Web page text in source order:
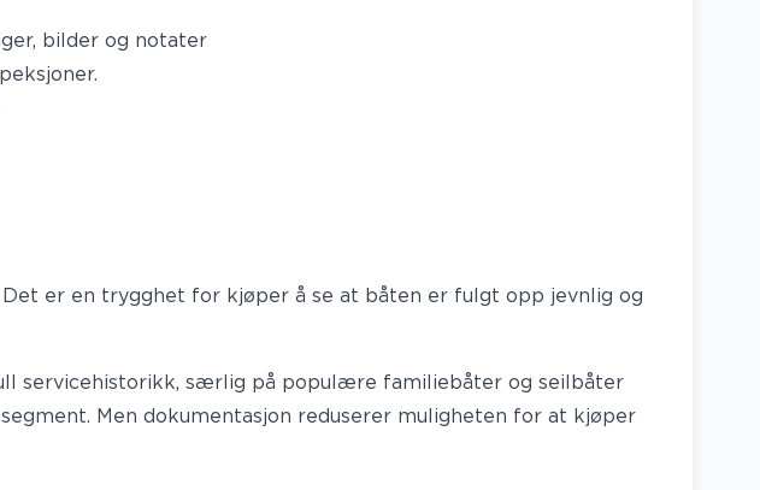
bilder og notater
er en trygghet for kjøper å se at båten er fulgt opp jevnlig og
servicehistorikk, særlig på populære familiebåter og seilbåter
Men dokumentasjon reduserer muligheten for at kjøper